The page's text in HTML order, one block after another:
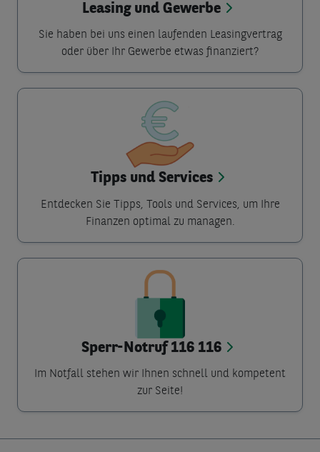
Leasing und Gewerbe
Sie haben bei uns einen laufenden Leasingvertrag
oder über Ihr Gewerbe etwas finanziert?
Tipps und Services
Entdecken Sie Tipps, Tools und Services, um Ihre
Finanzen optimal zu managen.
Sperr-Notruf 116 116
Im Notfall stehen wir Ihnen schnell und kompetent
zur Seite!